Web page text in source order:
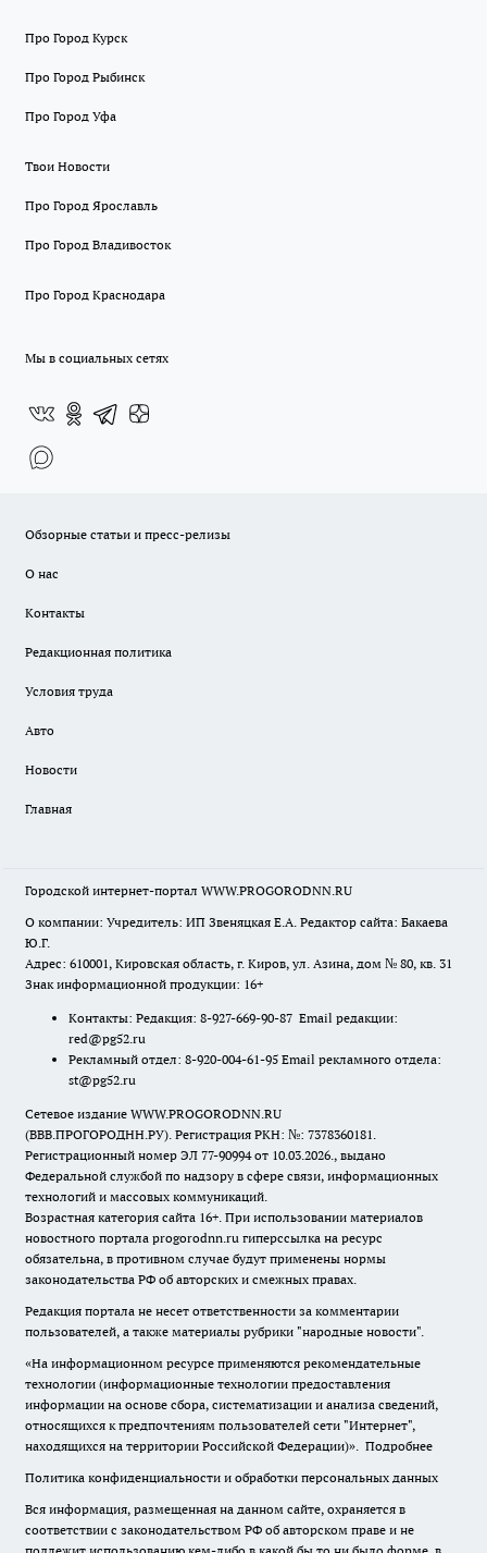
Про Город Курск
Про Город Рыбинск
Про Город Уфа
Твои Новости
Про Город Ярославль
Про Город Владивосток
Про Город Краснодара
Мы в социальных сетях
Обзорные статьи и пресс-релизы
О нас
Контакты
Редакционная политика
Условия труда
Авто
Новости
Главная
Городской интернет-портал WWW.PROGORODNN.RU
О компании: Учредитель: ИП Звеняцкая Е.А. Редактор сайта: Бакаева
Ю.Г.
Адрес: 610001, Кировская область, г. Киров, ул. Азина, дом № 80, кв. 31
Знак информационной продукции: 16+
Контакты: Редакция: 8-927-669-90-87 Email редакции:
red@pg52.ru
Рекламный отдел: 8-920-004-61-95 Email рекламного отдела:
st@pg52.ru
Сетевое издание WWW.PROGORODNN.RU
(ВВВ.ПРОГОРОДНН.РУ). Регистрация РКН: №: 7378360181.
Регистрационный номер ЭЛ 77-90994 от 10.03.2026., выдано
Федеральной службой по надзору в сфере связи, информационных
технологий и массовых коммуникаций.
Возрастная категория сайта 16+. При использовании материалов
новостного портала progorodnn.ru гиперссылка на ресурс
обязательна, в противном случае будут применены нормы
законодательства РФ об авторских и смежных правах.
Редакция портала не несет ответственности за комментарии
пользователей, а также материалы рубрики "народные новости".
«На информационном ресурсе применяются рекомендательные
технологии (информационные технологии предоставления
информации на основе сбора, систематизации и анализа сведений,
относящихся к предпочтениям пользователей сети "Интернет",
находящихся на территории Российской Федерации)». Подробнее
Политика конфиденциальности и обработки персональных данных
Вся информация, размещенная на данном сайте, охраняется в
соответствии с законодательством РФ об авторском праве и не